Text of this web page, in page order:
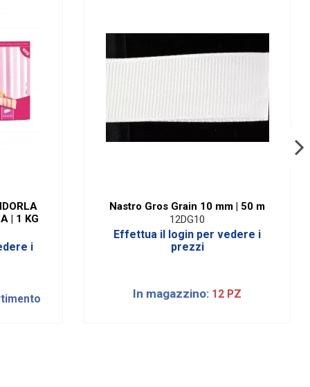
| 1 KG
i
Nastro Gros Grain 10 mm | 50 m
12DG10
Effettua il login per vedere i
prezzi
In magazzino: 12 PZ